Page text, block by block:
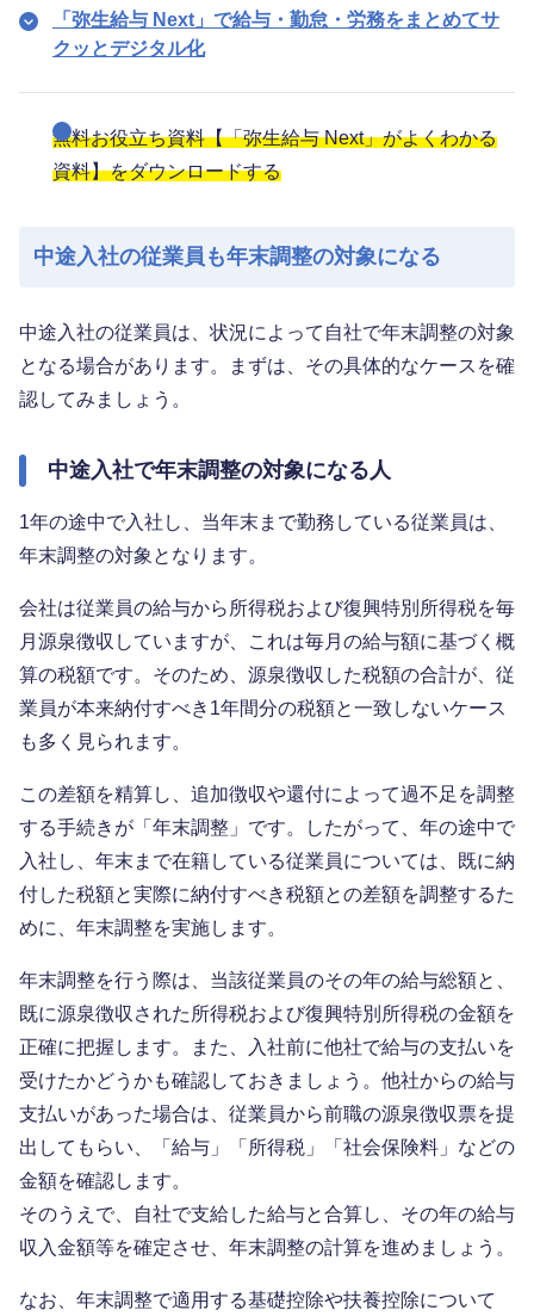
「弥生給与 Next」で給与・勤怠・労務をまとめてサ
クッとデジタル化
無料お役立ち資料【「弥生給与 Next」がよくわかる
資料】をダウンロードする
中途入社の従業員も年末調整の対象になる
中途入社の従業員は、状況によって自社で年末調整の対象
となる場合があります。まずは、その具体的なケースを確
認してみましょう。
中途入社で年末調整の対象になる人
1年の途中で入社し、当年末まで勤務している従業員は、
年末調整の対象となります。
会社は従業員の給与から所得税および復興特別所得税を毎
月源泉徴収していますが、これは毎月の給与額に基づく概
算の税額です。そのため、源泉徴収した税額の合計が、従
業員が本来納付すべき1年間分の税額と一致しないケース
も多く見られます。
この差額を精算し、追加徴収や還付によって過不足を調整
する手続きが「年末調整」です。したがって、年の途中で
入社し、年末まで在籍している従業員については、既に納
付した税額と実際に納付すべき税額との差額を調整するた
めに、年末調整を実施します。
年末調整を行う際は、当該従業員のその年の給与総額と、
既に源泉徴収された所得税および復興特別所得税の金額を
正確に把握します。また、入社前に他社で給与の支払いを
受けたかどうかも確認しておきましょう。他社からの給与
支払いがあった場合は、従業員から前職の源泉徴収票を提
出してもらい、「給与」「所得税」「社会保険料」などの
金額を確認します。
そのうえで、自社で支給した給与と合算し、その年の給与
収入金額等を確定させ、年末調整の計算を進めましょう。
なお、年末調整で適用する基礎控除や扶養控除について